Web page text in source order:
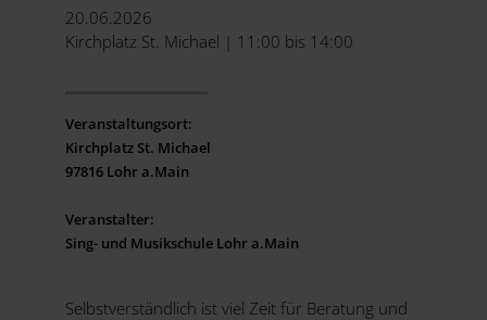
20.06.2026
Kirchplatz St. Michael | 11:00 bis 14:00
Veranstaltungsort:
Kirchplatz St. Michael
97816 Lohr a.Main
Veranstalter:
Sing- und Musikschule Lohr a.Main
Selbstverständlich ist viel Zeit für Beratung und